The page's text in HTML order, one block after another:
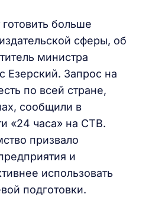
больше
сферы, об
министра
Запрос на
по всей стране,
сообщили в
«24 часа» на СТВ.
призвало
и
использовать
подготовки.